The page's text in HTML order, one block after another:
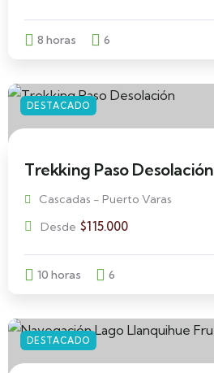
8 horas 6
DESTACADO
Trekking Paso Desolación
Cascadas - Puerto Varas
Desde $115.000
10 horas 6
DESTACADO